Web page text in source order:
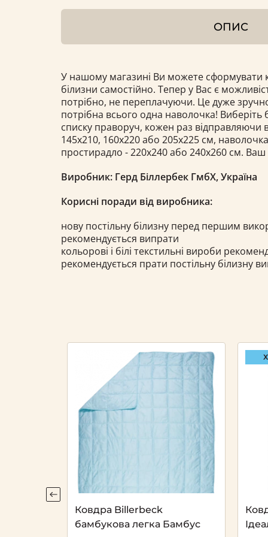
ОПИС
У нашому магазині Ви можете сформувати
білизни самостійно. Тепер у Вас є
потрібно, не переплачуючи. Це дуже
потрібна всього одна наволочка! Виберіть
списку праворуч, кожен раз відправляючи
145х210, 160x220 або 205x225 см,
простирадло - 220x240 або 240х260 см.
Виробник: Герд Біллербек ГмбХ, Україна
Корисні поради від виробника:
нову постільну білизну перед першим
рекомендується випрати
кольорові і білі текстильні вироби
рекомендується прати постільну білизну
Ковдра Billerbeck
бамбукова легка Бамбус